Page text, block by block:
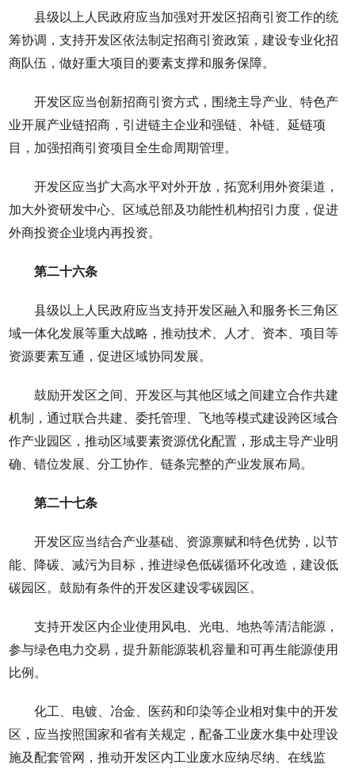
县级以上人民政府应当加强对开发区招商引资工作的统
筹协调，支持开发区依法制定招商引资政策，建设专业化招
商队伍，做好重大项目的要素支撑和服务保障。
开发区应当创新招商引资方式，围绕主导产业、特色产
业开展产业链招商，引进链主企业和强链、补链、延链项
目，加强招商引资项目全生命周期管理。
开发区应当扩大高水平对外开放，拓宽利用外资渠道，
加大外资研发中心、区域总部及功能性机构招引力度，促进
外商投资企业境内再投资。
第二十六条
县级以上人民政府应当支持开发区融入和服务长三角区
域一体化发展等重大战略，推动技术、人才、资本、项目等
资源要素互通，促进区域协同发展。
鼓励开发区之间、开发区与其他区域之间建立合作共建
机制，通过联合共建、委托管理、飞地等模式建设跨区域合
作产业园区，推动区域要素资源优化配置，形成主导产业明
确、错位发展、分工协作、链条完整的产业发展布局。
第二十七条
开发区应当结合产业基础、资源禀赋和特色优势，以节
能、降碳、减污为目标，推进绿色低碳循环化改造，建设低
碳园区。鼓励有条件的开发区建设零碳园区。
支持开发区内企业使用风电、光电、地热等清洁能源，
参与绿色电力交易，提升新能源装机容量和可再生能源使用
比例。
化工、电镀、冶金、医药和印染等企业相对集中的开发
区，应当按照国家和省有关规定，配备工业废水集中处理设
施及配套管网，推动开发区内工业废水应纳尽纳、在线监